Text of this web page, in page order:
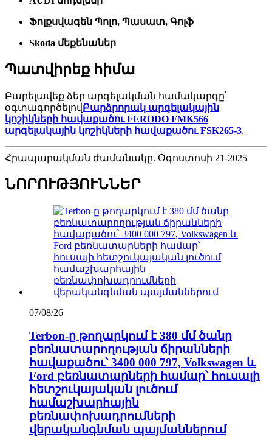
Ֆոլքսվագեն Պոլո, Պասատ, Գոլֆ
Skoda մեքենաներ
Պատվիրեք հիմա
Բարելավեք ձեր արգելակման համակարգը՝
օգտագործելովԲարձրորակ արգելակային
կոշիկների հավաքածու FERODO FMK566
արգելակային կոշիկների հավաքածու FSK265-3.
Հրապարակման ժամանակը. Օգոստոսի 21-2025
ՆՈՐՈՒԹՅՈՒՆՆԵՐ
07/08/26
Terbon-ը թողարկում է 380 մմ ծանր
բեռնատարողության ճիրանների
հավաքածու՝ 3400 000 797, Volkswagen և
Ford բեռնատարների համար՝ հուսալի
հետշուկայական լուծում
համաշխարհային
բեռնափոխադրումների
վերականգնման պայմաններում